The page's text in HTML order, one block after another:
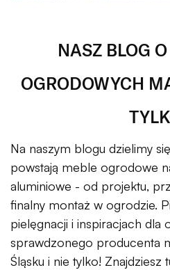
NASZ BLOG
OGRODOWYCH
Na naszym blogu dzielimy
powstają meble ogrodowe
aluminiowe - od projektu,
finalny montaż w ogrodzie.
pielęgnacji i inspiracjach dla
sprawdzonego producenta
Śląsku i nie tylko!